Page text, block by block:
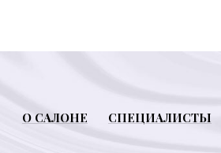
О САЛОНЕ СПЕЦИАЛИСТЫ